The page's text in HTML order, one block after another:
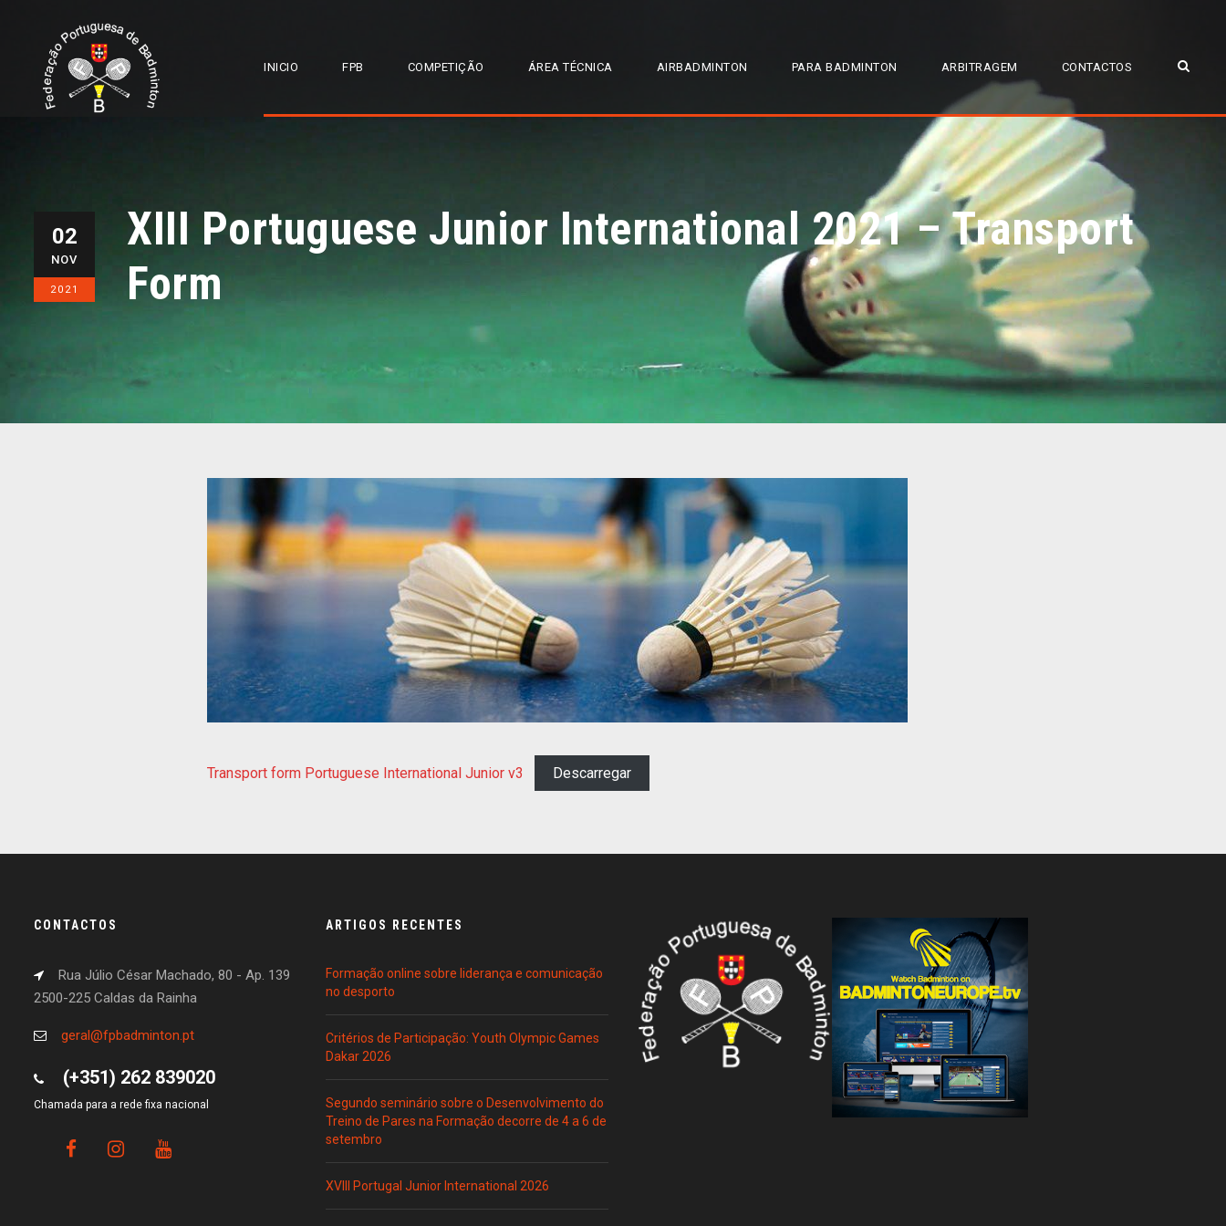
INICIO FPB COMPETIÇÃO ÁREA TÉCNICA AIRBADMINTON PARA BADMINTON ARBITRAGEM CONTACTOS
02
NOV
2021
XIII Portuguese Junior International 2021 – Transport
Form
Transport form Portuguese International Junior v3 Descarregar
CONTACTOS
Rua Júlio César Machado, 80 - Ap. 139
2500-225 Caldas da Rainha
geral@fpbadminton.pt
(+351) 262 839020
Chamada para a rede fixa nacional
ARTIGOS RECENTES
Formação online sobre liderança e comunicação
no desporto
Critérios de Participação: Youth Olympic Games
Dakar 2026
Segundo seminário sobre o Desenvolvimento do
Treino de Pares na Formação decorre de 4 a 6 de
setembro
XVIII Portugal Junior International 2026